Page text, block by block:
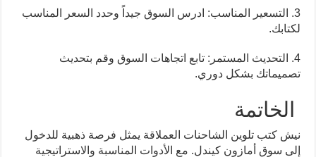
3. التسعير المناسب: ادرس السوق جيداً وحدد السعر المناسب
لكتابك.
4. التحديث المستمر: تابع اتجاهات السوق وقم بتحديث
تصميماتك بشكل دوري.
الخاتمة
نيش كتب تلوين الشاحنات العملاقة يمثل فرصة ذهبية للدخول
إلى سوق أمازون كيندل. مع الأدوات المناسبة والاستراتيجية